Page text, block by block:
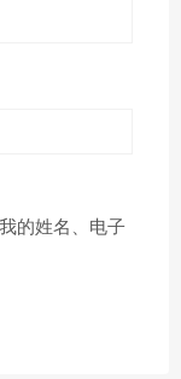
的姓名、电子